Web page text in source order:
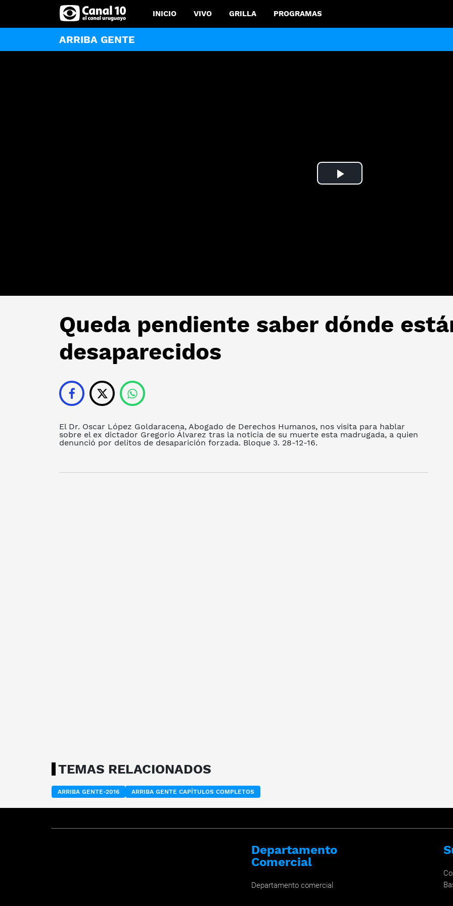
INICIO VIVO GRILLA PROGRAMAS
ARRIBA GENTE
Play
Queda pendiente saber dónde
desaparecidos
El Dr. Oscar López Goldaracena, Abogado de Derechos Humanos, nos visita para hablar
sobre el ex dictador Gregorio Álvarez tras la noticia de su muerte esta madrugada, a quien
denunció por delitos de desaparición forzada. Bloque 3. 28-12-16.
TEMAS RELACIONADOS
ARRIBA GENTE-2016 ARRIBA GENTE CAPÍTULOS COMPLETOS
Departamento
Comercial
Departamento comercial